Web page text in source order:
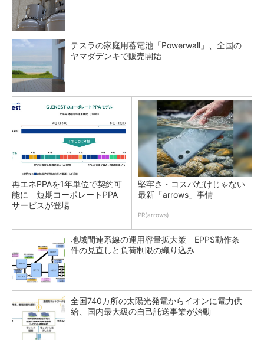
テスラの家庭用蓄電池「Powerwall」、全国の
ヤマダデンキで販売開始
再エネPPAを1年単位で契約可
能に 短期コーポレートPPA
サービスが登場
堅牢さ・コスパだけじゃない
最新「arrows」事情
PR(arrows)
地域間連系線の運用容量拡大策 EPPS動作条
件の見直しと負荷制限の織り込み
全国740カ所の太陽光発電からイオンに電力供
給、国内最大級の自己託送事業が始動